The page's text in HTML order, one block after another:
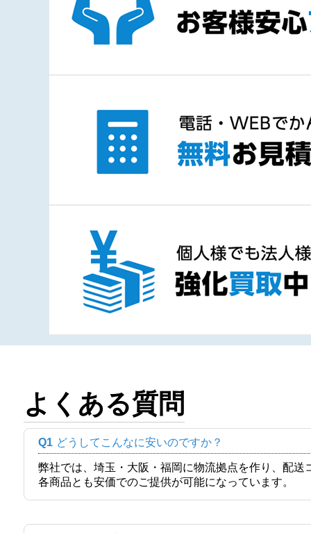
よくある質問
Q1 どうしてこんなに安いのですか？
弊社では、埼玉・大阪・福岡に物流拠点を作り、配
各商品とも安価でのご提供が可能になっています。